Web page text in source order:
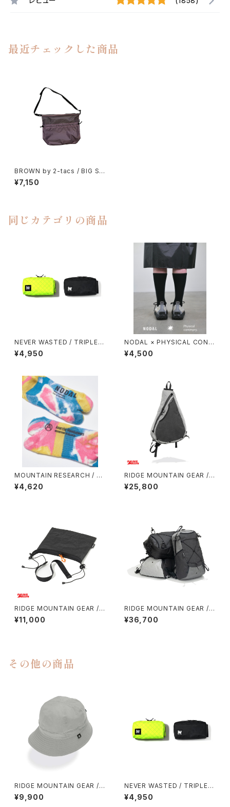
最近チェックした商品
BROWN by 2-tacs / BIG SA
COCHE
¥7,150
同じカテゴリの商品
NEVER WASTED / TRIPLEY
ES（ECOPAK）
¥4,950
NODAL × PHYSICAL CONT
MPRY.
¥4,500
MOUNTAIN RESEARCH / TI
E DYE TABI
¥4,620
RIDGE MOUNTAIN GEAR / S
ASH PACK
¥25,800
RIDGE MOUNTAIN GEAR / S
ACOCHE
¥11,000
RIDGE MOUNTAIN GEAR /
ONE MILE TRIM
¥36,700
その他の商品
RIDGE MOUNTAIN GEAR / E
NOUGH HAT（NT）
¥9,900
NEVER WASTED / TRIPLEY
ES（ECOPAK）
¥4,950